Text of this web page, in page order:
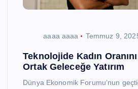
aaaa aaaa Temmuz 9,
Teknolojide Kadın
Ortak Geleceğe Yatırım
Dünya Ekonomik Forumu’nun